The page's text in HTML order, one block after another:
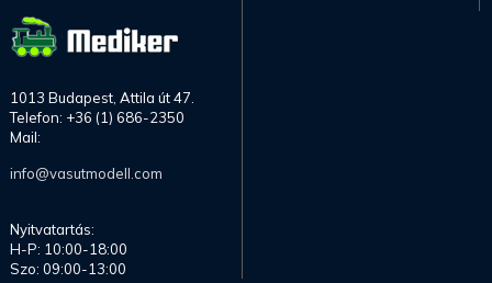
1013 Budapest, Attila út 47.
Telefon: +36 (1) 686-2350
Mail:
info@vasutmodell.com
Nyitvatartás:
H-P: 10:00-18:00
Szo: 09:00-13:00